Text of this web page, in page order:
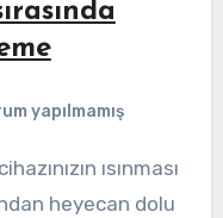
yapılmamış
heyecan dolu